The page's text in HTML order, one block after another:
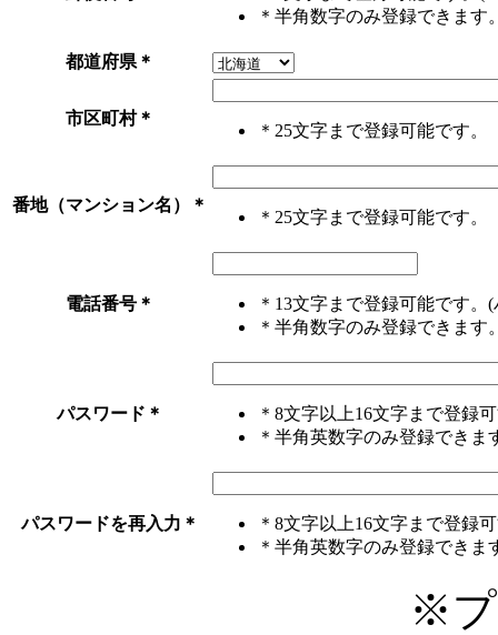
＊半角数字のみ登録できます
都道府県 ＊
市区町村＊
＊25文字まで登録可能です。
番地（マンション名） ＊
＊25文字まで登録可能です。
電話番号 ＊
＊13文字まで登録可能です。
＊半角数字のみ登録できます
パスワード ＊
＊8文字以上16文字まで登録
＊半角英数字のみ登録できま
パスワードを再入力 ＊
＊8文字以上16文字まで登録
＊半角英数字のみ登録できま
※プ